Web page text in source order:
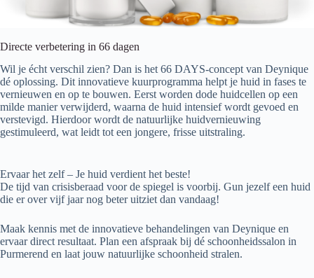
Directe verbetering in 66 dagen
Wil je écht verschil zien? Dan is het 66 DAYS-concept van Deynique
dé oplossing. Dit innovatieve kuurprogramma helpt je huid in fases te
vernieuwen en op te bouwen. Eerst worden dode huidcellen op een
milde manier verwijderd, waarna de huid intensief wordt gevoed en
verstevigd. Hierdoor wordt de natuurlijke huidvernieuwing
gestimuleerd, wat leidt tot een jongere, frisse uitstraling.
Ervaar het zelf – Je huid verdient het beste!
De tijd van crisisberaad voor de spiegel is voorbij. Gun jezelf een huid
die er over vijf jaar nog beter uitziet dan vandaag!
Maak kennis met de innovatieve behandelingen van Deynique en
ervaar direct resultaat. Plan een afspraak bij dé schoonheidssalon in
Purmerend en laat jouw natuurlijke schoonheid stralen.